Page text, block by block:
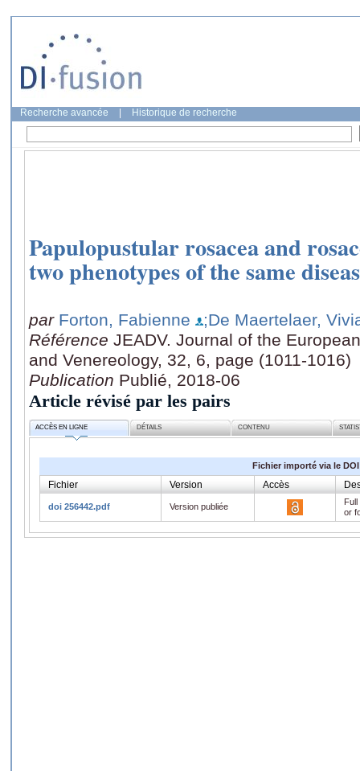
Recherche avancée Historique de recherche
Papulopustular rosacea and
two phenotypes of the same
par Forton, Fabienne
;De Maertelaer,
Référence JEADV. Journal of the
and Venereology, 32, 6, page (1011-1016)
Publication Publié, 2018-06
Article révisé par les pairs
ACCÈS EN LIGNE DÉTAILS CONTENU
Fichier importé via le DOI
Fichier Version Accès
doi 256442.pdf Version publiée
or